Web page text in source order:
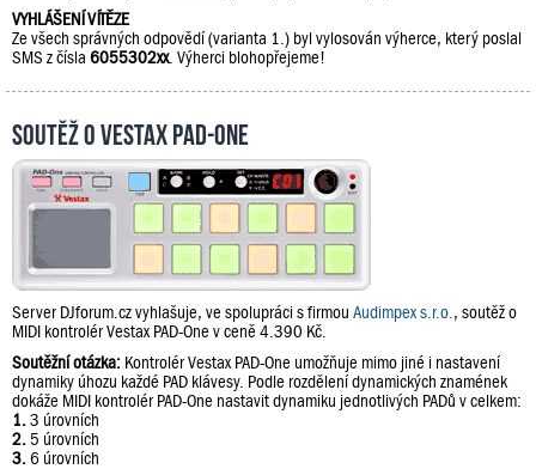
VYHLÁŠENÍ VÍTĚZE
Ze všech správných odpovědí (varianta 1.) byl vylosován výherce, který poslal
SMS z čísla 6055302xx. Výherci blohopřejeme!
Soutěž o Vestax PAD-One
Server DJforum.cz vyhlašuje, ve spolupráci s firmou Audimpex s.r.o. , soutěž o
MIDI kontrolér Vestax PAD-One v ceně 4.390 Kč.
Soutěžní otázka: Kontrolér Vestax PAD-One umožňuje mimo jiné i nastavení
dynamiky úhozu každé PAD klávesy. Podle rozdělení dynamických znamének
dokáže MIDI kontrolér PAD-One nastavit dynamiku jednotlivých PADů v celkem:
1. 3 úrovních
2. 5 úrovních
3. 6 úrovních